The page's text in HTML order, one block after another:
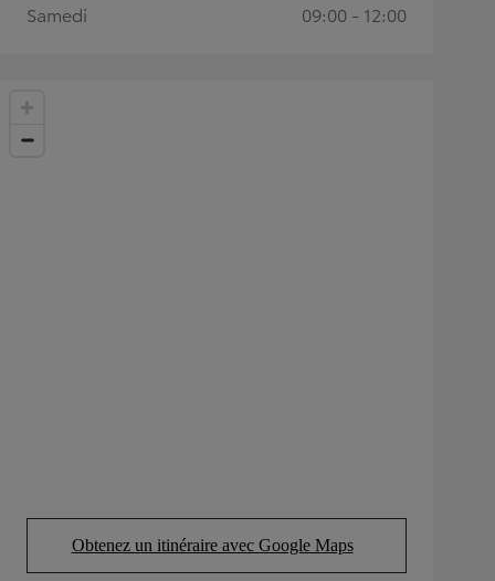
Obtenez un itinéraire avec Google Maps
(Opens in new tab)
Samedi
09:00 - 12:00